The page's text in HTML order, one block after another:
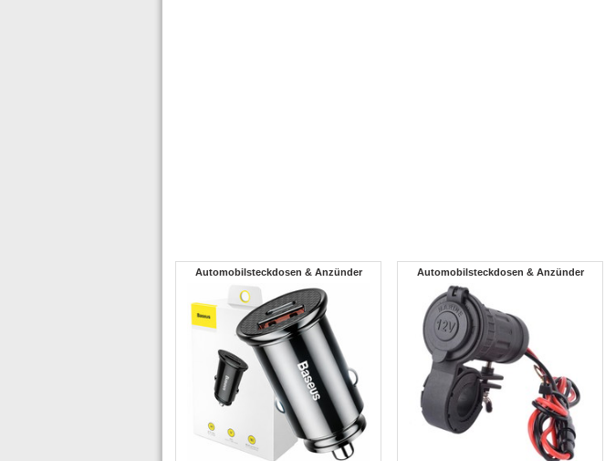
Automobilsteckdosen & Anzünder Automobilsteckdosen & Anzünder